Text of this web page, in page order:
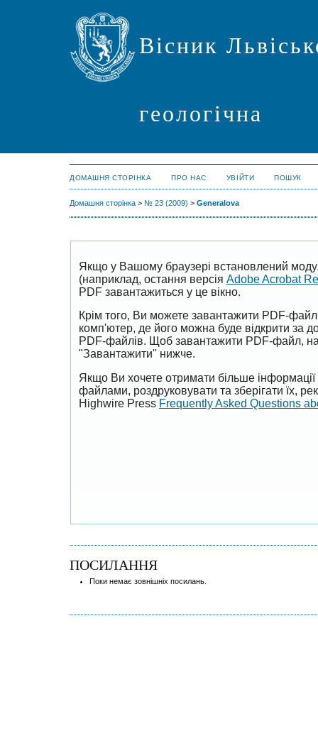
Вісник
геологічна
ДОМАШНЯ СТОРІНКА ПРО НАС УВІЙТИ ПОШУК
Домашня сторінка > № 23 (2009) > Generalova
Якщо у Вашому браузері встановлений
(наприклад, остання версія Adobe Acrobat
PDF завантажиться у це вікно.
Крім того, Ви можете завантажити PDF-
комп'ютер, де його можна буде відкрити за
PDF-файлів. Щоб завантажити PDF-файл,
"Завантажити" нижче.
Якщо Ви хочете отримати більше
файлами, роздруковувати та зберігати їх,
Highwire Press Frequently Asked Questions
ПОСИЛАННЯ
Поки немає зовнішніх посилань.